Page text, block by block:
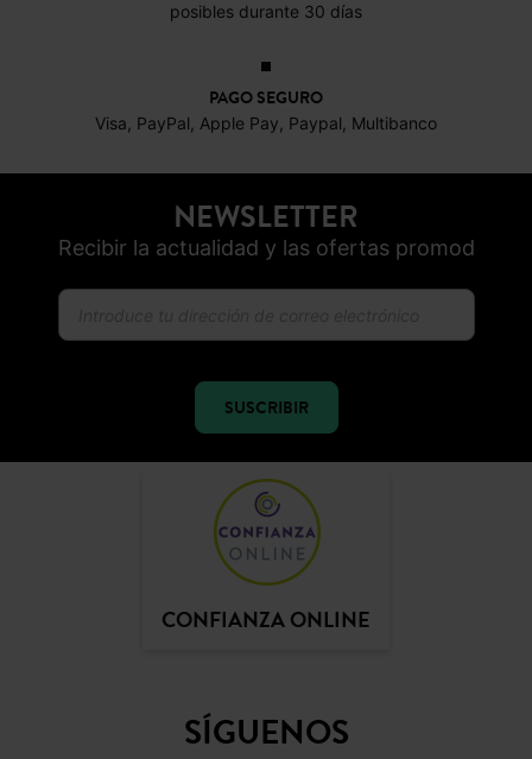
posibles durante 30 días
PAGO SEGURO
Visa, PayPal, Apple Pay, Paypal, Multibanco
NEWSLETTER
Recibir la actualidad y las ofertas promod
SUSCRIBIR
CONFIANZA ONLINE
SÍGUENOS